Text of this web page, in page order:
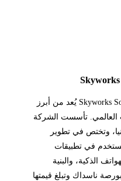
سهم SWKS التابع لشركة Skyworks Solutions يُعد من أبرز
العالمي. تأسست الشركة
وتختص في تطوير
في تطبيقات
الذكية، والبنية
ناسداك وتبلغ قيمتها